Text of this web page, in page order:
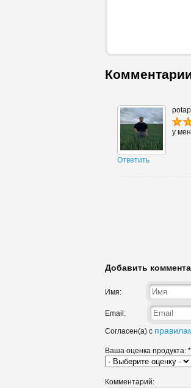
у
Ответить
Добавить
Имя:
Email:
Согласен(а) с
Ваша оценка продукта: *
Комментарий: